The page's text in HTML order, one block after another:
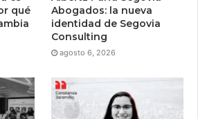
qué
Abogados: la nueva
identidad de Segovia
Consulting
agosto 6, 2026